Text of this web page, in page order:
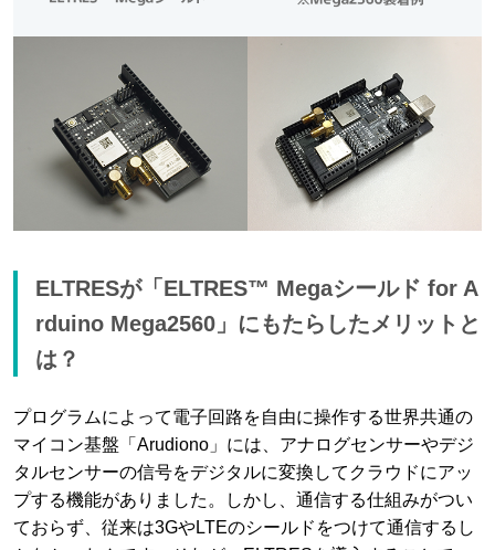
ELTRESが「ELTRES™ Megaシールド for A
rduino Mega2560」にもたらしたメリットと
は？
プログラムによって電子回路を自由に操作する世界共通の
マイコン基盤「Arudiono」には、アナログセンサーやデジ
タルセンサーの信号をデジタルに変換してクラウドにアッ
プする機能がありました。しかし、通信する仕組みがつい
ておらず、従来は3GやLTEのシールドをつけて通信するし